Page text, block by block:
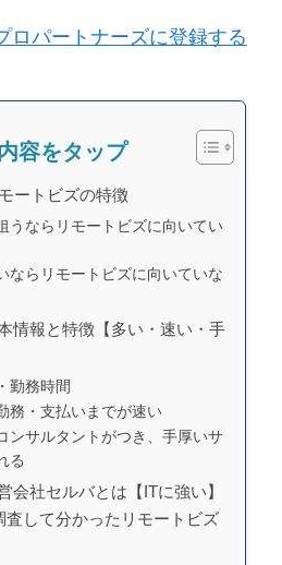
パートナーズに登録する
容をタップ
ートビズの特徴
うならリモートビズに向いてい
ならリモートビズに向いていな
情報と特徴【多い・速い・手
勤務時間
務・支払いまでが速い
ンサルタントがつき、手厚いサ
る
会社セルバとは【ITに強い】
査して分かったリモートビズ